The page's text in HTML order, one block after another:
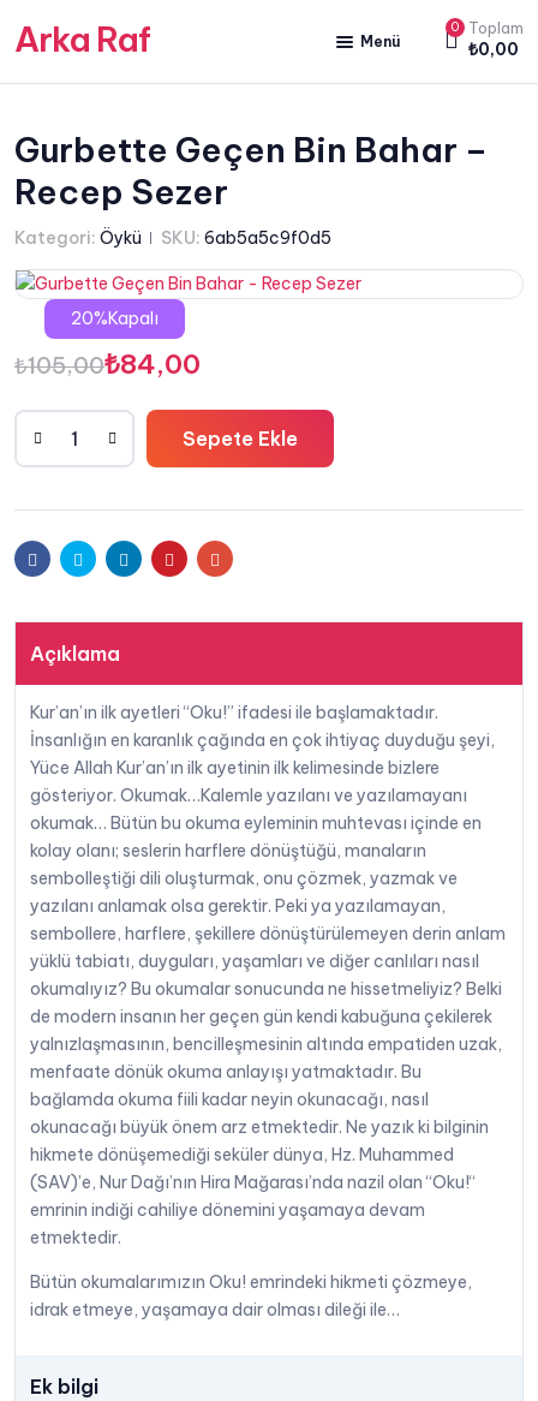
Arka Raf Menü
ANA SAYFA
HAKKIMIZDA
KİTAP SATIŞ
YAZARLARIMIZ
YAYIN PAKETLERİMİZ
0 Toplam
₺0,00
Gurbette Geçen Bin Bahar –
Recep Sezer
Kategori: Öykü SKU: 6ab5a5c9f0d5
20%Kapalı
₺105,00
Orijinal
fiyat:
₺105,00.
₺84,00
Şu
andaki
fiyat:
Gurbette
Bin
-
Sezer
adet
Sepete Ekle
FacebookTwitter LinkedinPinterestE-
Açıklama
Kur’an’ın ilk ayetleri “Oku!” ifadesi ile başlamaktadır.
İnsanlığın en karanlık çağında en çok ihtiyaç duyduğu şeyi,
Yüce Allah Kur’an’ın ilk ayetinin ilk kelimesinde bizlere
gösteriyor. Okumak…Kalemle yazılanı ve yazılamayanı
okumak… Bütün bu okuma eyleminin muhtevası içinde en
kolay olanı; seslerin harflere dönüştüğü, manaların
sembolleştiği dili oluşturmak, onu çözmek, yazmak ve
yazılanı anlamak olsa gerektir. Peki ya yazılamayan,
sembollere, harflere, şekillere dönüştürülemeyen derin anlam
yüklü tabiatı, duyguları, yaşamları ve diğer canlıları nasıl
okumalıyız? Bu okumalar sonucunda ne hissetmeliyiz? Belki
de modern insanın her geçen gün kendi kabuğuna çekilerek
yalnızlaşmasının, bencilleşmesinin altında empatiden uzak,
menfaate dönük okuma anlayışı yatmaktadır. Bu
bağlamda okuma fiili kadar neyin okunacağı, nasıl
okunacağı büyük önem arz etmektedir. Ne yazık ki bilginin
hikmete dönüşemediği seküler dünya, Hz. Muhammed
(SAV)’e, Nur Dağı’nın Hira Mağarası’nda nazil olan “Oku!“
emrinin indiği cahiliye dönemini yaşamaya devam
etmektedir.
Bütün okumalarımızın Oku! emrindeki hikmeti çözmeye,
idrak etmeye, yaşamaya dair olması dileği ile…
Ek bilgi